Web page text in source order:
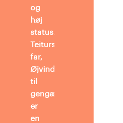
og
høj
status.
Teiturs
far,
Øjvind,
til
gengæld,
er
en